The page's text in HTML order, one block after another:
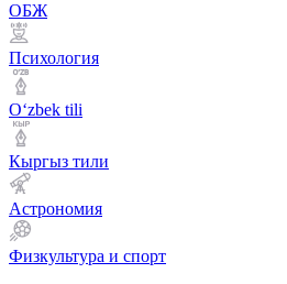
ОБЖ
Психология
Оʻzbek tili
Кыргыз тили
Астрономия
Физкультура и спорт